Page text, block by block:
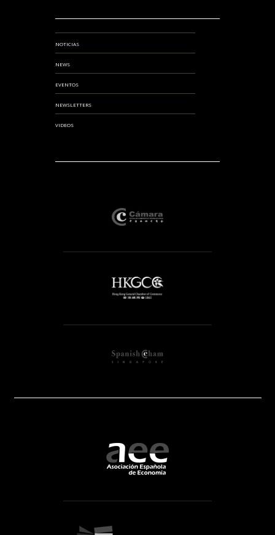
NOTICIAS
NEWS
EVENTOS
NEWSLETTERS
VIDEOS